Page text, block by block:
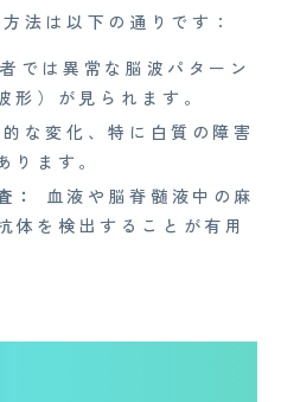
法は以下の通りです：
では異常な脳波パターン
形）が見られます。
な変化、特に白質の障害
ります。
：
血液や脳脊髄液中の麻
体を検出することが有用